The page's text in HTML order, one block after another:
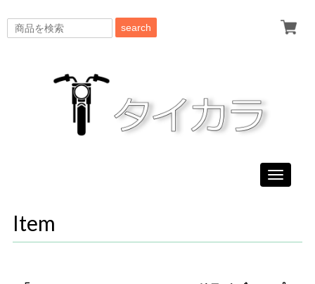
search
Toggle
Item